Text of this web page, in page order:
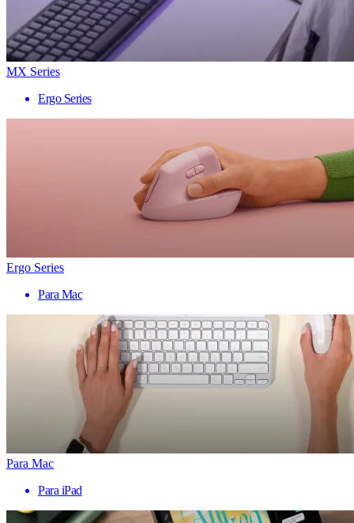
MX Series
Ergo Series
Ergo Series
Para Mac
Para Mac
Para iPad